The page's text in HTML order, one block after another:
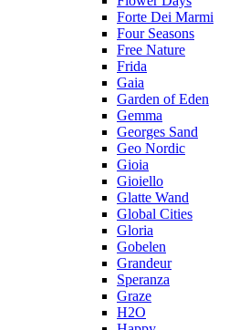
Forte Dei Marmi
Four Seasons
Free Nature
Frida
Gaia
Garden of Eden
Gemma
Georges Sand
Geo Nordic
Gioia
Gioiello
Glatte Wand
Global Cities
Gloria
Gobelen
Grandeur
Speranza
Graze
H2O